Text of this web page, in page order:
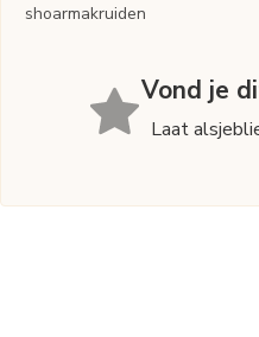
shoarmakruiden
Vond je
Laat